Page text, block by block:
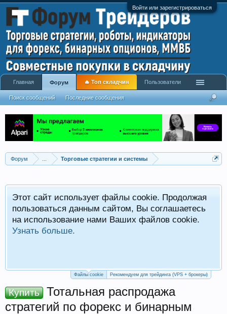
Войти или зарегистрироваться
Форум Торговые стратегии и системы
Этот сайт использует файлы cookie. Продолжая
пользоваться данным сайтом, Вы соглашаетесь
на использование нами Ваших файлов cookie.
Узнать больше.
Файлы cookie Рекомендуем для трейдинга (VPS + брокеры)
Купить
Тотальная распродажа
стратегий по форекс и бинарным
Главная Форум
Поиск сообщений Последние сообщения
🔥 Топ складчин Пользователи